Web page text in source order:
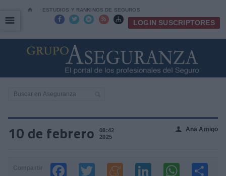
⌂ ESTUDIOS Y RANKINGS DE SEGUROS
     LOGIN SUSCRIPTORES
☰
☰
10 de febrero
08:42
2025
👤 Ana Amigo